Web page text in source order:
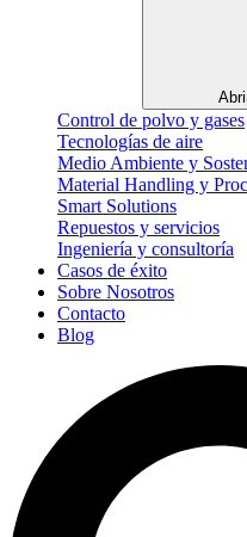
Control de polvo y gases
Tecnologías de aire
Medio Ambiente y
Material Handling y
Smart Solutions
Repuestos y servicios
Ingeniería y consultoría
Casos de éxito
Sobre Nosotros
Contacto
Blog